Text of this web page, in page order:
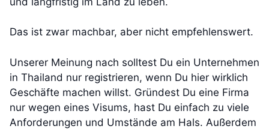
Das ist zwar machbar, aber nicht empfehlenswert.
Unserer Meinung nach solltest Du ein Unternehmen
in Thailand nur registrieren, wenn Du hier wirklich
Geschäfte machen willst. Gründest Du eine Firma
nur wegen eines Visums, hast Du einfach zu viele
Anforderungen und Umstände am Hals. Außerdem